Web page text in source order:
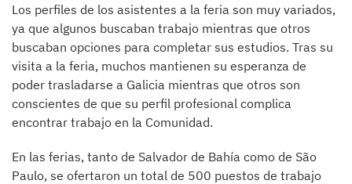
Los perfiles de los asistentes a la feria son muy variados,
ya que algunos buscaban trabajo mientras que otros
buscaban opciones para completar sus estudios. Tras su
visita a la feria, muchos mantienen su esperanza de
poder trasladarse a Galicia mientras que otros son
conscientes de que su perfil profesional complica
encontrar trabajo en la Comunidad.
En las ferias, tanto de Salvador de Bahía como de São
Paulo, se ofertaron un total de 500 puestos de trabajo